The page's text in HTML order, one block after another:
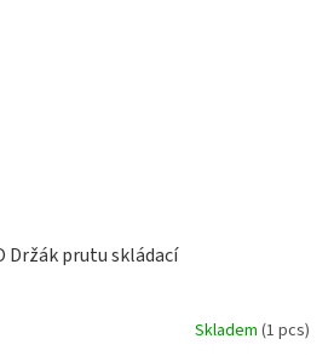
Držák prutu skládací
Skladem (1 pcs)